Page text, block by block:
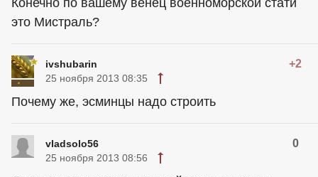
Конечно по вашему венец военноморской стати
это Мистраль?
ivshubarin +2
25 ноября 2013 08:35
Почему же, эсминцы надо строить
vladsolo56 0
25 ноября 2013 08:56